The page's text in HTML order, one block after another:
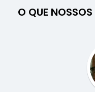
O QUE NOSSOS